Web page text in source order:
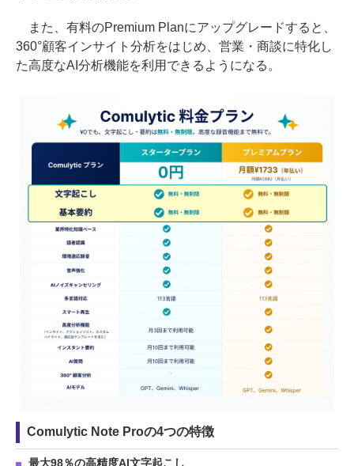
また、有料のPremium Planにアップグレードすると、
360°顧客インサイト分析をはじめ、営業・商談に特化し
た高度なAI分析機能を利用できるようになる。
Comulytic Note Proの4つの特徴
最大98％の高精度AI文字起こし